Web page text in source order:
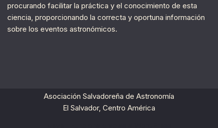
procurando facilitar la práctica y el conocimiento de esta
ciencia, proporcionando la correcta y oportuna información
sobre los eventos astronómicos.
Asociación Salvadoreña de Astronomía
El Salvador, Centro América